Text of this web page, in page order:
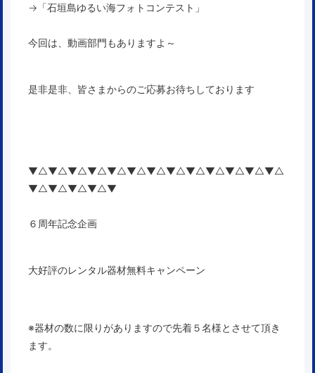
→「石垣島ゆるい海フォトコンテスト 」
今回は、動画部門もありますよ～
是非是非、皆さまからのご応募お待ちしております
▼△▼△▼△▼△▼△▼△▼△▼△▼△▼△▼△▼△▼△
▼△▼△▼△▼△▼
６周年記念企画
大好評のレンタル器材無料キャンペーン
※器材の数に限りがありますので先着５名様とさせて頂き
ます。